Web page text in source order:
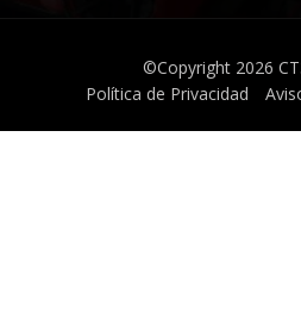
©Copyright 2026
Política de Privacidad